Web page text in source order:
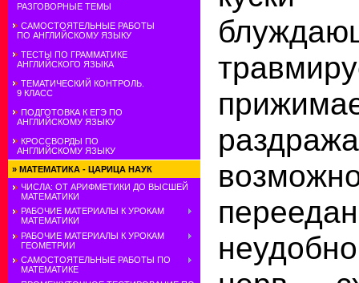
РАЗГОВОРНЫЕ ТЕМЫ
САМОСТОЯТЕЛЬНЫЕ РАБОТЫ
ПО АНГЛИЙСКОМУ ЯЗЫКУ
ТЕСТЫ ПО ГРАММАТИКЕ
АНГЛИЙСКОГО ЯЗЫКА
ТЕМАТИЧЕСКИЙ КОНТРОЛЬ.
9 КЛАСС
ПОДГОТОВКА К ЕГЭ ПО
АНГЛИЙСКОМУ ЯЗЫКУ
КРОССВОРДЫ ПО
АНГЛИЙСКОМУ ЯЗЫКУ
» МАТЕМАТИКА - ЦАРИЦА НАУК
ЧИСЛА: ОТ АРИФМЕТИКИ ДО ВЫСШЕЙ
МАТЕМАТИКИ
РАБОЧИЕ МАТЕРИАЛЫ К УРОКАМ
МАТЕМАТИКИ
РАБОЧИЕ МАТЕРИАЛЫ К УРОКАМ
ГЕОМЕТРИИ
САМОСТОЯТЕЛЬНЫЕ РАБОТЫ ПО
МАТЕМАТИКЕ